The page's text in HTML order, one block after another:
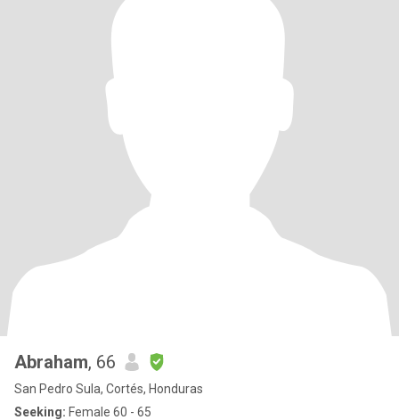
Abraham, 66
San Pedro Sula, Cortés, Honduras
Seeking: Female 60 - 65